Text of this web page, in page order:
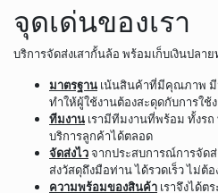
จุดเด่นของเรา
บริการจัดส่งเสากั้นล้อ พร้อมเก็บเงินปลาย
มาตรฐาน เน้นสินค้าที่มีคุณภาพ มี
ทำให้ผู้ใช้งานต้องสะดุดกับการใช้
ทีมงาน เรามีทีมงานที่พร้อม ทั้งรถ
บริการลูกค้าได้ตลอด
จัดส่งไวจากประสบการณ์การจัด
ส่งวัสดุถึงมือท่าน ได้รวดเร็ว ไม่ต้
ความพร้อมของสินค้า เราจึงได้